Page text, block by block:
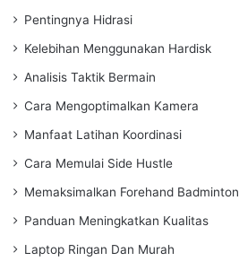
Pentingnya Hidrasi
Kelebihan Menggunakan Hardisk
Analisis Taktik Bermain
Cara Mengoptimalkan Kamera
Manfaat Latihan Koordinasi
Cara Memulai Side Hustle
Memaksimalkan Forehand Badminton
Panduan Meningkatkan Kualitas
Laptop Ringan Dan Murah